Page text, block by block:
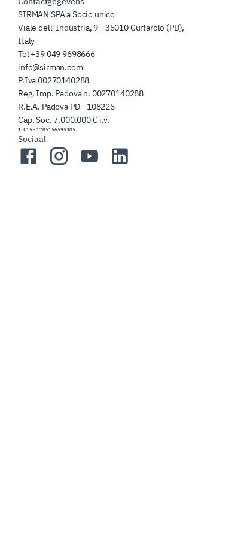
SIRMAN SPA a Socio unico
Viale dell' Industria, 9 - 35010 Curtarolo (PD),
Italy
Tel+39 049 9698666
info@sirman.com
P.Iva 00270140288
Reg. Imp. Padova n. 00270140288
R.E.A. Padova PD - 108225
Cap. Soc. 7.000.000 € i.v.
1.3.15 - 1785156595305
Sociaal
FacebookInstagramYouTubeLinkedIn